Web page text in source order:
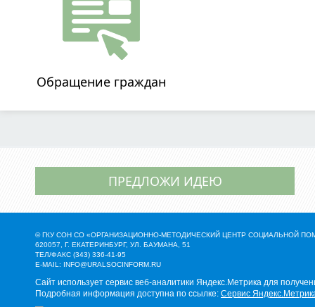
Обращение граждан
ПРЕДЛОЖИ ИДЕЮ
© ГКУ СОН СО «ОРГАНИЗАЦИОННО-МЕТОДИЧЕСКИЙ ЦЕНТР СОЦИАЛЬНОЙ
620057, Г. ЕКАТЕРИНБУРГ, УЛ. БАУМАНА, 51
ТЕЛ/ФАКС (343) 336-41-95
E-MAIL: INFO@URALSOCINFORM.RU
Сайт использует сервис веб-аналитики Яндекс.Метрика для
Подробная информация доступна по ссылке: Сервис